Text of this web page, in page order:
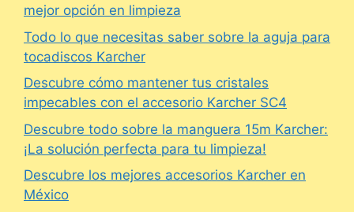
mejor opción en limpieza
Todo lo que necesitas saber sobre la aguja para
tocadiscos Karcher
Descubre cómo mantener tus cristales
impecables con el accesorio Karcher SC4
Descubre todo sobre la manguera 15m Karcher:
¡La solución perfecta para tu limpieza!
Descubre los mejores accesorios Karcher en
México